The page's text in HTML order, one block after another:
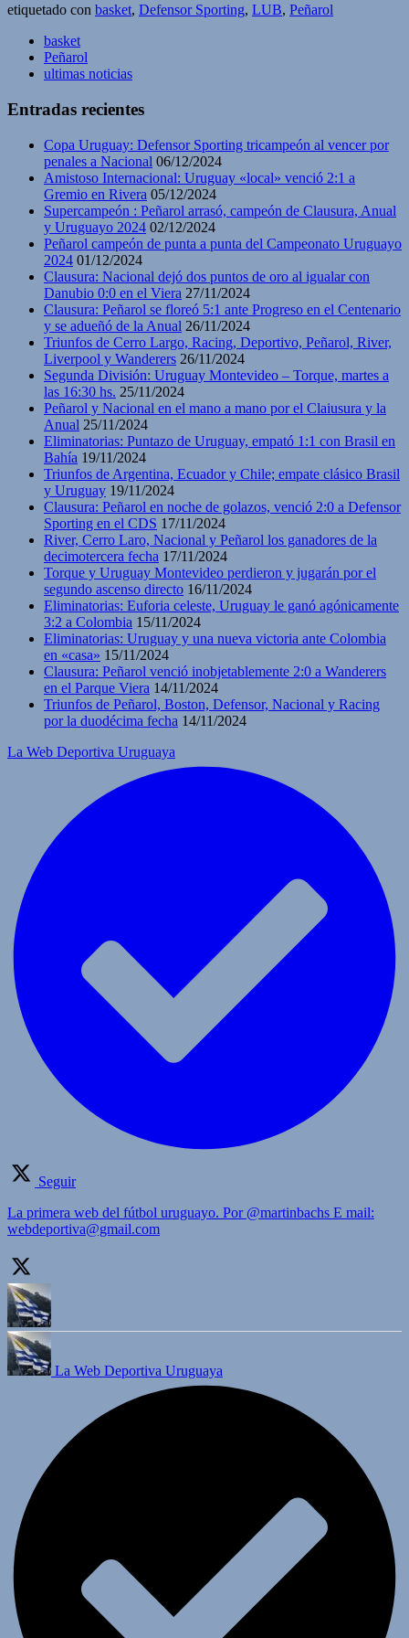
etiquetado con basket, Defensor Sporting, LUB, Peñarol
basket
Peñarol
ultimas noticias
Entradas recientes
Copa Uruguay: Defensor Sporting tricampeón al vencer por
penales a Nacional 06/12/2024
Amistoso Internacional: Uruguay «local» venció 2:1 a
Gremio en Rivera 05/12/2024
Supercampeón : Peñarol arrasó, campeón de Clausura, Anual
y Uruguayo 2024 02/12/2024
Peñarol campeón de punta a punta del Campeonato Uruguayo
2024 01/12/2024
Clausura: Nacional dejó dos puntos de oro al igualar con
Danubio 0:0 en el Viera 27/11/2024
Clausura: Peñarol se floreó 5:1 ante Progreso en el Centenario
y se adueñó de la Anual 26/11/2024
Triunfos de Cerro Largo, Racing, Deportivo, Peñarol, River,
Liverpool y Wanderers 26/11/2024
Segunda División: Uruguay Montevideo – Torque, martes a
las 16:30 hs. 25/11/2024
Peñarol y Nacional en el mano a mano por el Claiusura y la
Anual 25/11/2024
Eliminatorias: Puntazo de Uruguay, empató 1:1 con Brasil en
Bahía 19/11/2024
Triunfos de Argentina, Ecuador y Chile; empate clásico Brasil
y Uruguay 19/11/2024
Clausura: Peñarol en noche de golazos, venció 2:0 a Defensor
Sporting en el CDS 17/11/2024
River, Cerro Laro, Nacional y Peñarol los ganadores de la
decimotercera fecha 17/11/2024
Torque y Uruguay Montevideo perdieron y jugarán por el
segundo ascenso directo 16/11/2024
Eliminatorias: Euforia celeste, Uruguay le ganó agónicamente
3:2 a Colombia 15/11/2024
Eliminatorias: Uruguay y una nueva victoria ante Colombia
en «casa» 15/11/2024
Clausura: Peñarol venció inobjetablemente 2:0 a Wanderers
en el Parque Viera 14/11/2024
Triunfos de Peñarol, Boston, Defensor, Nacional y Racing
por la duodécima fecha 14/11/2024
La Web Deportiva Uruguaya
Seguir
La primera web del fútbol uruguayo. Por @martinbachs E mail:
webdeportiva@gmail.com
La Web Deportiva Uruguaya